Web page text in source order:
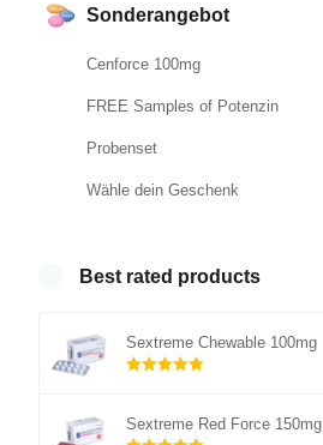
Sonderangebot
Cenforce 100mg
FREE Samples of Potenzin
Probenset
Wähle dein Geschenk
Best rated products
Sextreme Chewable 100mg
Sextreme Red Force 150mg